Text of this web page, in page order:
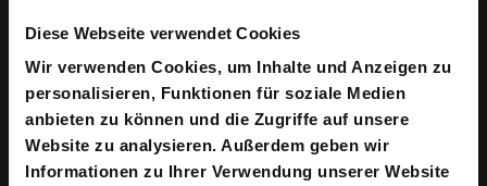
Diese Webseite verwendet Cookies
Wir verwenden Cookies, um Inhalte und Anzeigen zu
personalisieren, Funktionen für soziale Medien
anbieten zu können und die Zugriffe auf unsere
Website zu analysieren. Außerdem geben wir
Informationen zu Ihrer Verwendung unserer Website
Keine aktuellen Termine